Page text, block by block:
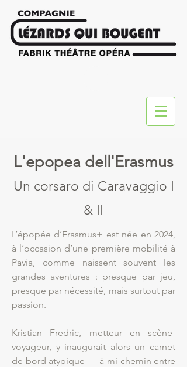
L'epopea dell'Erasmus
Un corsaro di Caravaggio I
& II
L’épopée d’Erasmus+ est née en 2024,
à l’occasion d’une première mobilité à
Pavia, comme naissent souvent les
grandes aventures : presque par jeu,
presque par nécessité, mais surtout par
passion.
Kristian Fredric, metteur en scène-
voyageur, y inaugurait alors un carnet
de bord atypique — à mi-chemin entre